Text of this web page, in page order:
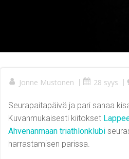
Jonne Mustonen | 28 syys |
Seurapaitapäivä ja pari sanaa
Kuvanmukaisesti kiitokset
Ahvenanmaan triathlonklubi
harrastamisen parissa.